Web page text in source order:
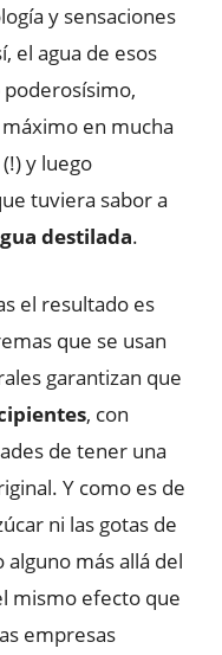
y sensaciones
el agua de esos
en mucha
y luego
tuviera sabor a
destilada.
el resultado es
que se usan
garantizan que
, con
de tener una
Y como es de
ni las gotas de
más allá del
mismo efecto que
empresas